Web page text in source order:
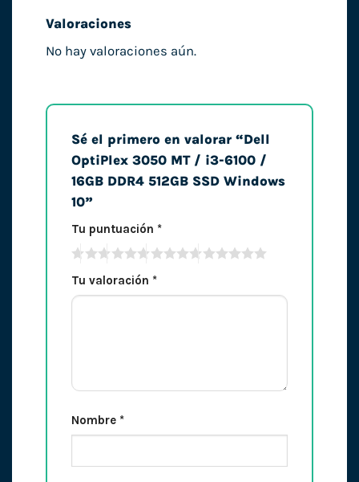
Valoraciones
No hay valoraciones aún.
Sé el primero en valorar “Dell
OptiPlex 3050 MT / i3-6100 /
16GB DDR4 512GB SSD Windows
10”
Tu puntuación *
Tu valoración *
Nombre *